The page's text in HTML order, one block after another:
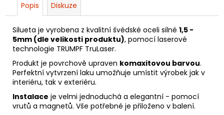
Popis Diskuze
Silueta je vyrobena z kvalitní švédské oceli silné 1,5 -
5mm (dle velikosti produktu), pomocí laserové
technologie TRUMPF TruLaser.
Produkt je povrchově upraven komaxitovou barvou.
Perfektní vytvrzení laku umožňuje umístit výrobek jak v
interiéru, tak v exteriéru.
Instalace je velmi jednoduchá a elegantní - pomocí
vrutů a magnetů. Vše potřebné je přiloženo v balení.